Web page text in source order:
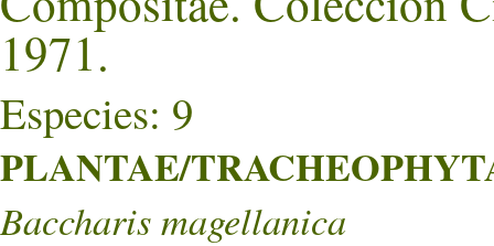
1971.
Especies: 9
PLANTAE/
Baccharis magellanica